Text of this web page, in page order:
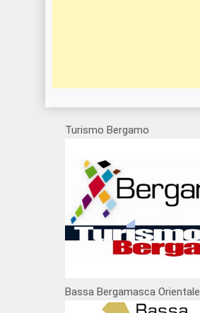
Turismo Bergamo
Bassa Bergamasca Orientale